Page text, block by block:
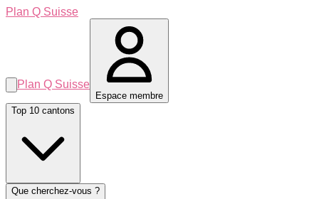
Plan Q Suisse
Plan Q Suisse
Espace membre
Top 10 cantons
Que cherchez-vous ?